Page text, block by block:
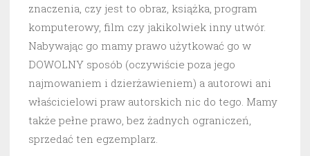
znaczenia, czy jest to obraz, książka, program
komputerowy, film czy jakikolwiek inny utwór.
Nabywając go mamy prawo użytkować go w
DOWOLNY sposób (oczywiście poza jego
najmowaniem i dzierżawieniem) a autorowi ani
właścicielowi praw autorskich nic do tego. Mamy
także pełne prawo, bez żadnych ograniczeń,
sprzedać ten egzemplarz.